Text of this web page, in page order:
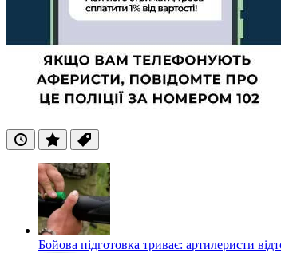
ОстанніПопулярні
Теги
Бойова підготовка триває: артилеристи